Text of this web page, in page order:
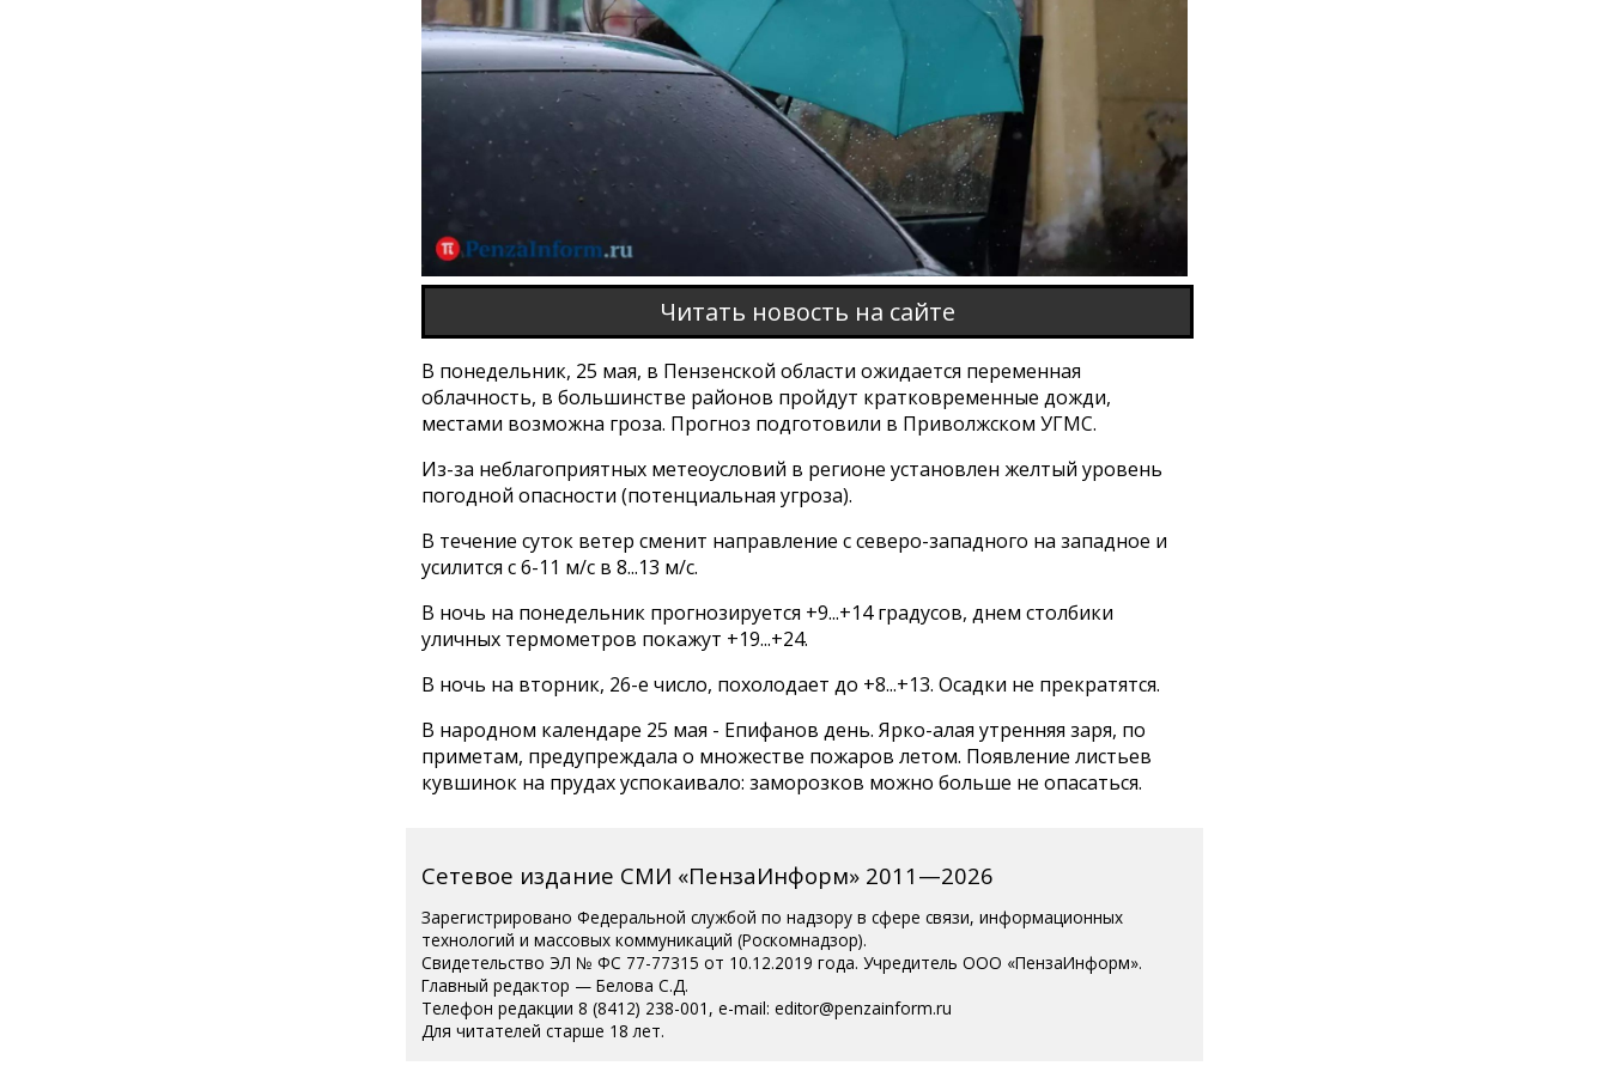
Читать новость на сайте
В понедельник, 25 мая, в Пензенской области ожидается переменная
облачность, в большинстве районов пройдут кратковременные дожди,
местами возможна гроза. Прогноз подготовили в Приволжском УГМС.
Из-за неблагоприятных метеоусловий в регионе установлен желтый уровень
погодной опасности (потенциальная угроза).
В течение суток ветер сменит направление с северо-западного на западное и
усилится с 6-11 м/с в 8...13 м/с.
В ночь на понедельник прогнозируется +9...+14 градусов, днем столбики
уличных термометров покажут +19...+24.
В ночь на вторник, 26-е число, похолодает до +8...+13. Осадки не прекратятся.
В народном календаре 25 мая - Епифанов день. Ярко-алая утренняя заря, по
приметам, предупреждала о множестве пожаров летом. Появление листьев
кувшинок на прудах успокаивало: заморозков можно больше не опасаться.
Сетевое издание СМИ «ПензаИнформ» 2011—2026
Зарегистрировано Федеральной службой по надзору в сфере связи, информационных
технологий и массовых коммуникаций (Роскомнадзор).
Свидетельство ЭЛ № ФС 77-77315 от 10.12.2019 года. Учредитель ООО «ПензаИнформ».
Главный редактор — Белова С.Д.
Телефон редакции 8 (8412) 238-001, e-mail: editor@penzainform.ru
Для читателей старше 18 лет.